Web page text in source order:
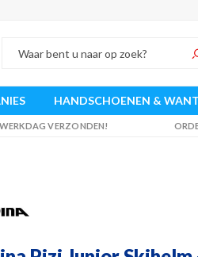
HANDSCHOENEN &
VERZONDEN!